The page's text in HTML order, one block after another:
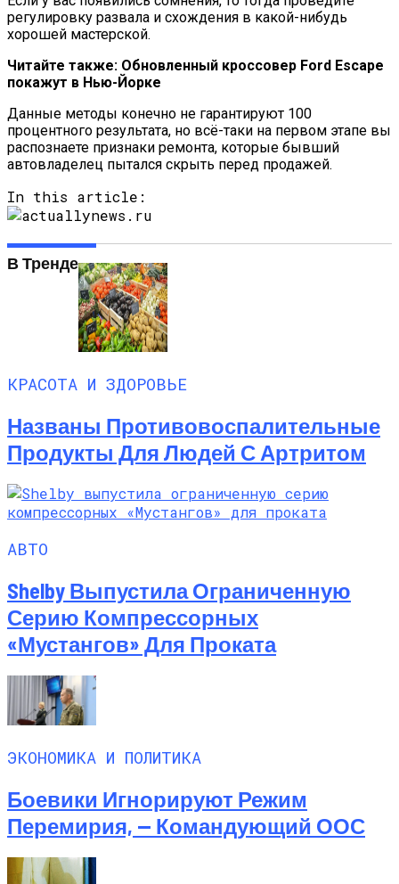
Названы Подержанные Автомобили
Из Европы, Которые Чаще Всего
Покупают Украинцы
регулировку развала и схождения в какой-нибудь
хорошей мастерской.
Читайте также: Обновленный кроссовер Ford Escape
покажут в Нью-Йорке
Данные методы конечно не гарантируют 100
процентного результата, но всё-таки на первом этапе вы
распознаете признаки ремонта, которые бывший
автовладелец пытался скрыть перед продажей.
In this article:
В Тренде
КРАСОТА И ЗДОРОВЬЕ
Названы Противовоспалительные
Продукты Для Людей С Артритом
АВТО
Shelby Выпустила Ограниченную
Серию Компрессорных
«Мустангов» Для Проката
ЭКОНОМИКА И ПОЛИТИКА
Боевики Игнорируют Режим
Перемирия, — Командующий ООС